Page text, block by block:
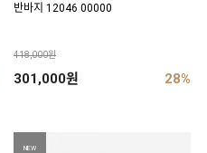
반바지 12046 00000
418,000원
301,000원 28%
NEW